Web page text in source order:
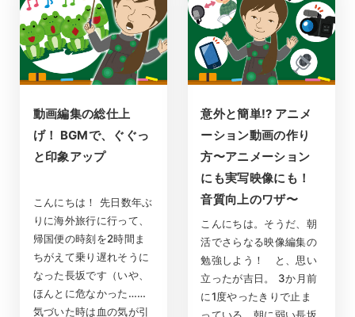
動画編集の総仕上
げ！ BGMで、ぐぐっ
と印象アップ
こんにちは！ 先日数年ぶ
りに海外旅行に行って、
帰国便の時刻を2時間ま
ちがえて乗り遅れそうに
なった長坂です（いや、
ほんとに危なかった……
気づいた時は血の気が引
意外と簡単!? アニメ
ーション動画の作り
方〜アニメーション
にも実写映像にも！
音質向上のワザ〜
こんにちは。そうだ、朝
活でさらなる映像編集の
勉強しよう！ と、思い
立ったが吉日。 3か月前
に1度やったきりで止ま
っている、朝に弱い長坂